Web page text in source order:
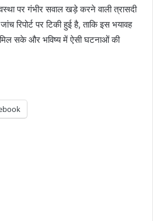
पर गंभीर सवाल खड़े करने वाली त्रासदी
रिपोर्ट पर टिकी हुई है, ताकि इस भयावह
मिल सके और भविष्य में ऐसी घटनाओं की